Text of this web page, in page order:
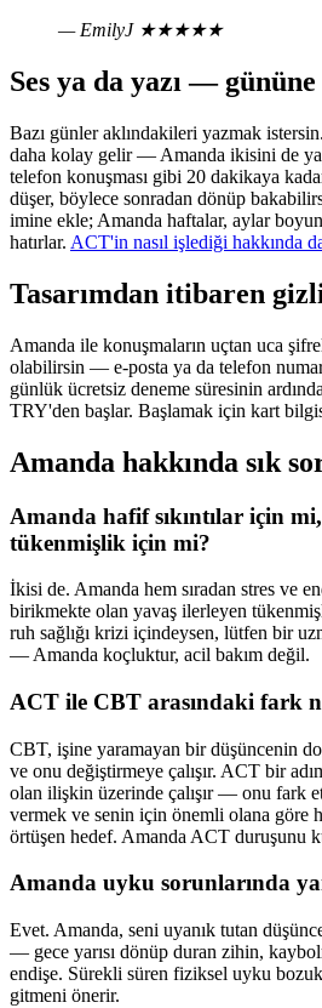
— EmilyJ ★★★★★
Ses ya da yazı —
Bazı günler aklındakileri yazmak
daha kolay gelir — Amanda ikisini de
telefon konuşması gibi 20 dakikaya
düşer, böylece sonradan dönüp
imine ekle; Amanda haftalar, aylar
hatırlar. ACT'in nasıl işlediği hakkında
Tasarımdan itibaren
Amanda ile konuşmaların uçtan uca
olabilirsin — e-posta ya da telefon
günlük ücretsiz deneme süresinin
TRY'den başlar. Başlamak için kart
Amanda hakkında sık
Amanda hafif sıkıntılar için
tükenmişlik için mi?
İkisi de. Amanda hem sıradan stres ve
birikmekte olan yavaş ilerleyen
ruh sağlığı krizi içindeysen, lütfen bir
— Amanda koçluktur, acil bakım değil.
ACT ile CBT arasındaki fark
CBT, işine yaramayan bir düşüncenin
ve onu değiştirmeye çalışır. ACT bir
olan ilişkin üzerinde çalışır — onu fark
vermek ve senin için önemli olana göre
örtüşen hedef. Amanda ACT duruşunu
Amanda uyku sorunlarında
Evet. Amanda, seni uyanık tutan
— gece yarısı dönüp duran zihin,
endişe. Sürekli süren fiziksel uyku
gitmeni önerir.